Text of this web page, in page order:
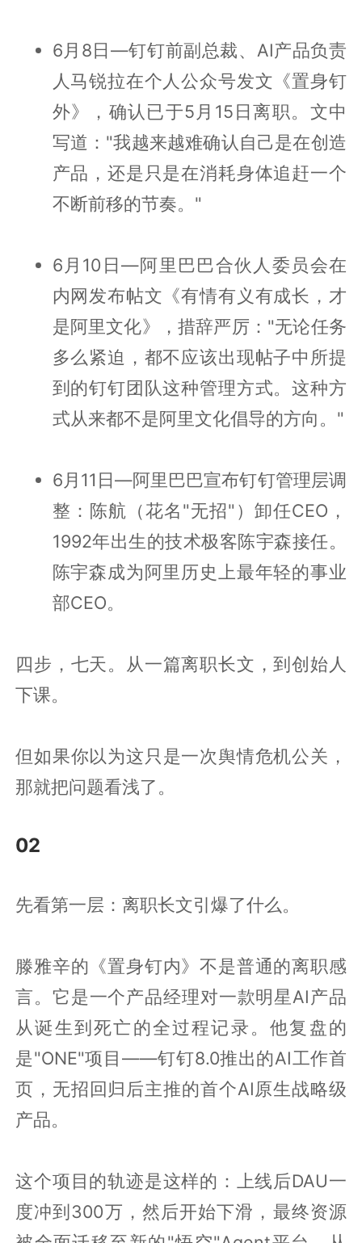
6月8日—钉钉前副总裁、AI产品负责
人马锐拉在个人公众号发文《置身钉
外》，确认已于5月15日离职。文中
写道："我越来越难确认自己是在创造
产品，还是只是在消耗身体追赶一个
不断前移的节奏。"
6月10日—阿里巴巴合伙人委员会在
内网发布帖文《有情有义有成长，才
是阿里文化》，措辞严厉："无论任务
多么紧迫，都不应该出现帖子中所提
到的钉钉团队这种管理方式。这种方
式从来都不是阿里文化倡导的方向。"
6月11日—阿里巴巴宣布钉钉管理层调
整：陈航（花名"无招"）卸任CEO，
1992年出生的技术极客陈宇森接任。
陈宇森成为阿里历史上最年轻的事业
部CEO。
四步，七天。从一篇离职长文，到创始人
下课。
但如果你以为这只是一次舆情危机公关，
那就把问题看浅了。
02
先看第一层：离职长文引爆了什么。
滕雅辛的《置身钉内》不是普通的离职感
言。它是一个产品经理对一款明星AI产品
从诞生到死亡的全过程记录。他复盘的
是"ONE"项目——钉钉8.0推出的AI工作首
页，无招回归后主推的首个AI原生战略级
产品。
这个项目的轨迹是这样的：上线后DAU一
度冲到300万，然后开始下滑，最终资源